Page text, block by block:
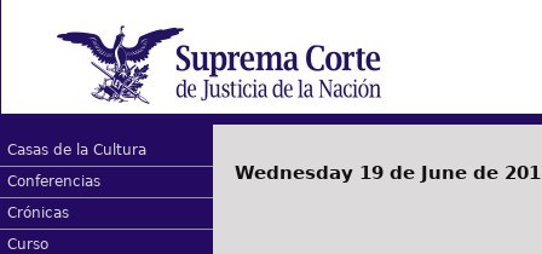
Casas de la Cultura
Conferencias
Crónicas
Curso
Wednesday 19 de June de